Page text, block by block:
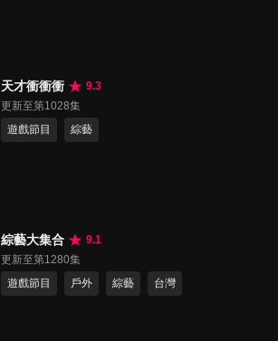
天才衝衝衝
9.3
更新至第1028集
遊戲節目
綜藝
綜藝大集合
9.1
更新至第1280集
遊戲節目
戶外 綜藝 台灣